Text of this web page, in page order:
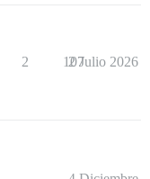
2 107
2 Julio 2026